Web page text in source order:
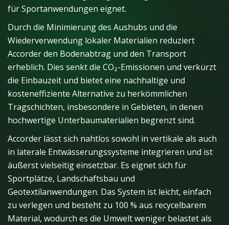
für Sportanwendungen eignet.
Durch die Minimierung des Aushubs und die
Wiederverwendung lokaler Materialien reduziert
Accorder den Bodenabtrag und den Transport
erheblich. Dies senkt die CO₂-Emissionen und verkürzt
die Einbauzeit und bietet eine nachhaltige und
kosteneffiziente Alternative zu herkömmlichen
Tragschichten, insbesondere in Gebieten, in denen
hochwertige Unterbaumaterialien begrenzt sind.
Accorder lässt sich nahtlos sowohl in vertikale als auch
in laterale Entwässerungssysteme integrieren und ist
äußerst vielseitig einsetzbar. Es eignet sich für
Sportplätze, Landschaftsbau und
Geotextilanwendungen. Das System ist leicht, einfach
zu verlegen und besteht zu 100 % aus recycelbarem
Material, wodurch es die Umwelt weniger belastet als